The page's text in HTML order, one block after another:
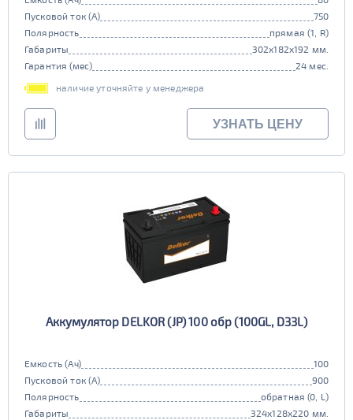
Пусковой ток (А)
750
Полярность
прямая (1, R)
Габариты
302x182x192 мм.
Гарантия (мес)
24 мес.
наличие уточняйте у менеджера
УЗНАТЬ ЦЕНУ
Аккумулятор DELKOR (JP) 100 обр (100GL, D33L)
Емкость (Ач)
100
Пусковой ток (А)
900
Полярность
обратная (0, L)
Габариты
324x128x220 мм.